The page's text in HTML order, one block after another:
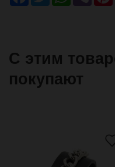
С этим
покупают